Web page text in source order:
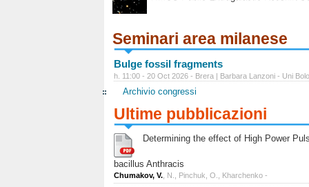
Seminari area milanese
Bulge fossil fragments
h. 11:00 - 20 Oct 2026 - Brera | Barbara Lanzoni - Uni
Archivio congressi
Ultime pubblicazioni
Determining the effect of High Power
bacillus Anthracis
Chumakov, V. , N., Pinchuk, O., Kharchenko -